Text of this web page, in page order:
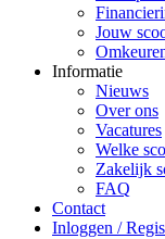
Jouw
Informatie
Nieuws
Over ons
Vacatures
Welke
Zakelijk
FAQ
Contact
Inloggen /